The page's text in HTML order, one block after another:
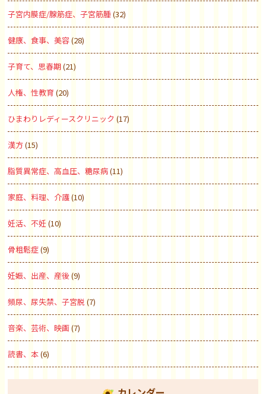
子宮内膜症/腺筋症、子宮筋腫 (32)
健康、食事、美容(28)
子育て、思春期(21)
人権、性教育(20)
ひまわりレディースクリニック (17)
漢方(15)
脂質異常症、高血圧、糖尿病(11)
家庭、料理、介護(10)
妊活、不妊(10)
骨粗鬆症(9)
妊娠、出産、産後(9)
頻尿、尿失禁、子宮脱 (7)
音楽、芸術、映画(7)
読書、本(6)